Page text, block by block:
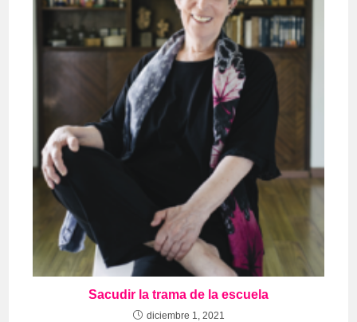
Sacudir la trama de la escuela
diciembre 1, 2021